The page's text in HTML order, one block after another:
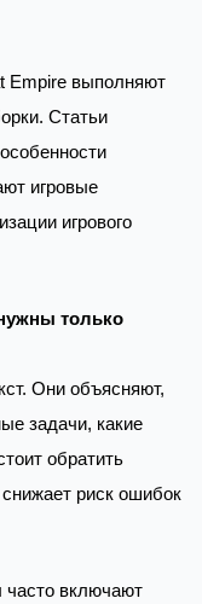
Empire выполняют
Статьи
игровые
игрового
только
Они объясняют,
задачи, какие
обратить
риск ошибок
часто включают